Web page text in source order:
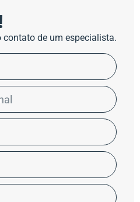
contato de um especialista.